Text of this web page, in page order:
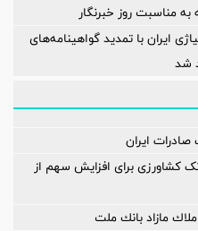
مناسبت روز خبرنگار
ایران با تمدید گواهینامه‌های
کشاورزی برای افزایش سهم از